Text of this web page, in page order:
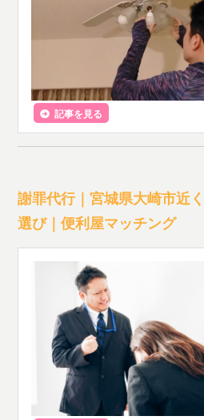
記事を見る
謝罪代行｜宮城県大崎市近
選び｜便利屋マッチング